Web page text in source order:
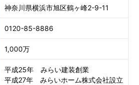
神奈川県横浜市旭区鶴ヶ峰2-9-11
0120-85-8886
1,000万
平成25年 みらい建装創業
平成27年 みらいホーム株式会社設立